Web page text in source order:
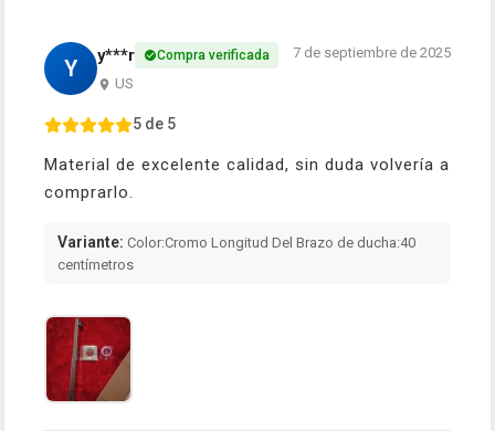
Y y***r Compra verificada
US
7 de septiembre de 2025
5 de 5
Material de excelente calidad, sin duda volvería a
comprarlo.
Variante: Color:Cromo Longitud Del Brazo de ducha:40
centímetros